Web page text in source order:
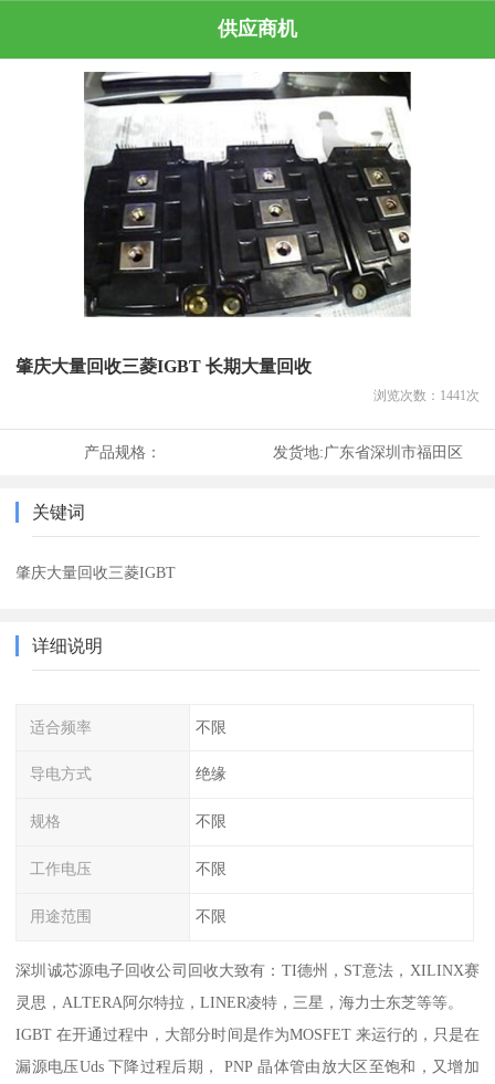
供应商机
肇庆大量回收三菱IGBT 长期大量回收
浏览次数： 1441 次
产品规格： 发货地:广东省深圳市福田区
关键词
肇庆大量回收三菱IGBT
详细说明
适合频率 不限
导电方式 绝缘
规格 不限
工作电压 不限
用途范围 不限
深圳诚芯源电子回收公司回收大致有：TI德州，ST意法，XILINX赛
灵思，ALTERA阿尔特拉，LINER凌特，三星，海力士东芝等等。
IGBT 在开通过程中，大部分时间是作为MOSFET 来运行的，只是在
漏源电压Uds 下降过程后期， PNP 晶体管由放大区至饱和，又增加